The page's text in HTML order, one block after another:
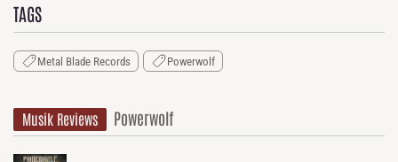
TAGS
Metal Blade Records Powerwolf
Musik Reviews Powerwolf